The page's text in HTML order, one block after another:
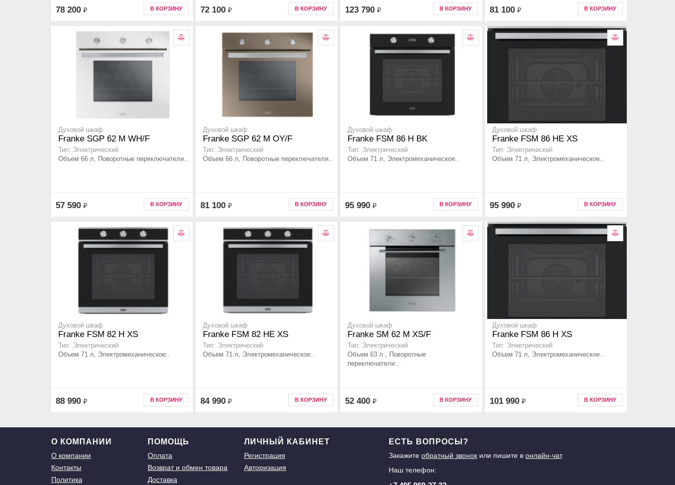
78 200 ₽ В КОРЗИНУ 72 100 ₽ В КОРЗИНУ 123 790 ₽ В КОРЗИНУ 81 100 ₽ В КОРЗИНУ
Духовой шкаф
Franke SGP 62 M WH/F
Тип: Электрический
Объем 66 л, Поворотные переключатели..
57 590 ₽ В КОРЗИНУ
Духовой шкаф
Franke SGP 62 M OY/F
Тип: Электрический
Объем 66 л, Поворотные переключатели..
81 100 ₽ В КОРЗИНУ
Духовой шкаф
Franke FSM 86 Н BK
Тип: Электрический
Объем 71 л, Электромеханическое..
95 990 ₽ В КОРЗИНУ
Духовой шкаф
Franke FSM 86 НE XS
Тип: Электрический
Объем 71 л, Электромеханическое..
95 990 ₽ В КОРЗИНУ
Духовой шкаф
Franke FSM 82 H XS
Тип: Электрический
Объем 71 л, Электромеханическое..
88 990 ₽ В КОРЗИНУ
Духовой шкаф
Franke FSM 82 HE XS
Тип: Электрический
Объем 71 л, Электромеханическое..
84 990 ₽ В КОРЗИНУ
Духовой шкаф
Franke SM 62 M XS/F
Тип: Электрический
Объем 63 л , Поворотные
переключатели..
52 400 ₽ В КОРЗИНУ
Духовой шкаф
Franke FSM 86 Н XS
Тип: Электрический
Объем 71 л, Электромеханическое..
101 990 ₽ В КОРЗИНУ
О КОМПАНИИ
О компании
Контакты
Политика
ПОМОЩЬ
Оплата
Возврат и обмен товара
Доставка
ЛИЧНЫЙ КАБИНЕТ
Регистрация
Авторизация
ЕСТЬ ВОПРОСЫ?
Закажите обратный звонокили пишите в онлайн-чат.
Наш телефон: